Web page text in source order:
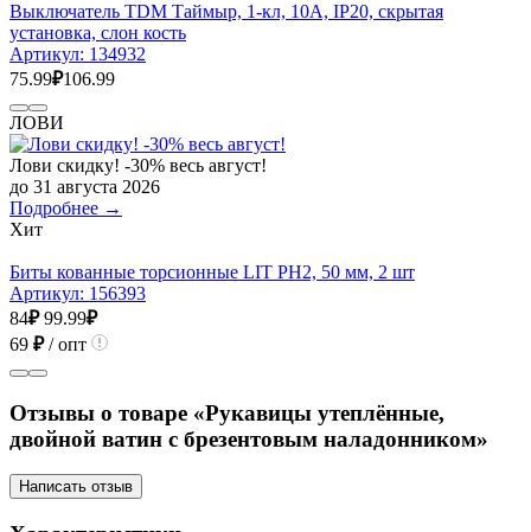
Выключатель TDM Таймыр, 1-кл, 10А, IР20, скрытая
установка, слон кость
Артикул: 134932
75.99₽106.99
ЛОВИ
Лови скидку! -30% весь август!
до 31 августа 2026
Подробнее →
Хит
Биты кованные торсионные LIT PH2, 50 мм, 2 шт
Артикул: 156393
84₽ 99.99₽
69 ₽/ опт
Отзывы о товаре «Рукавицы утеплённые,
двойной ватин с брезентовым наладонником»
Написать отзыв